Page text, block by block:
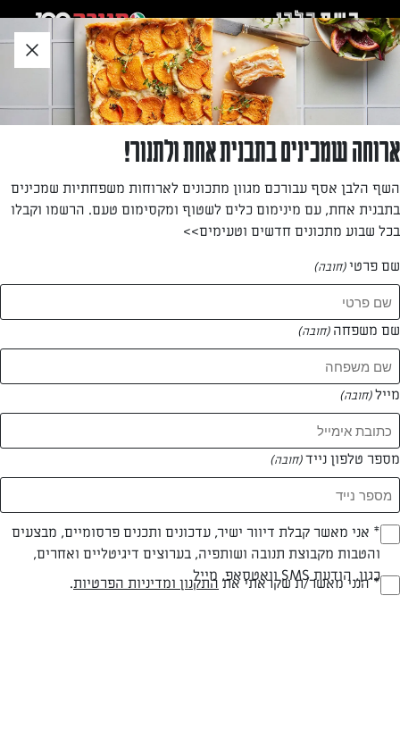
לאזור
תוכן
תחתון
ליה גולברג
—
המתכונים של ליה גולברג
1 מתכונים
ארוחה שמכינים בתבנית אחת ולתנור!
השף הלבן אסף עבורכם מגוון מתכונים לארוחות משפחתיות שמכינים
בתבנית אחת, עם מינימום כלים לשטוף ומקסימום טעם. הרשמו וקבלו
בכל שבוע מתכונים חדשים וטעימים>>
שם פרטי(חובה)
שם משפחה (חובה)
מייל(חובה)
מספר טלפון נייד(חובה)
(חובה)* אני מאשר קבלת דיוור ישיר, עדכונים ותכנים פרסומיים, מבצעים
והטבות מקבוצת תנובה ושותפיה, בערוצים דיגיטליים ואחרים,
כגון, הודעת SMS וואטסאפ, מייל(חובה)* הנני מאשר/ת שקראתי את התקנון ומדיניות הפרטיות.